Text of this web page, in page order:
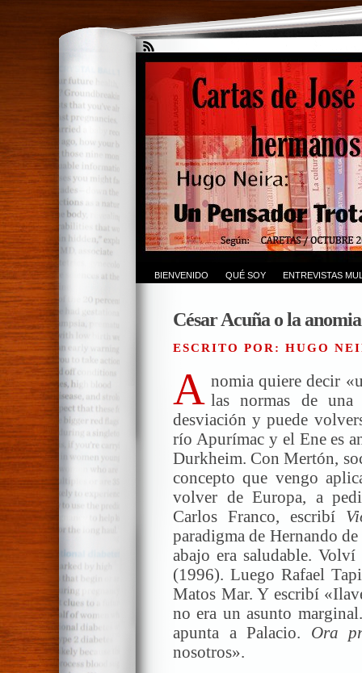
BIENVENIDO QUÉ SOY ENTREVISTAS
César Acuña o la
ESCRITO POR: HUGO
A nomia quiere decir
las normas de una
desviación y puede
río Apurímac y el Ene es
Durkheim. Con Mertón,
concepto que vengo
volver de Europa, a
Carlos Franco, escribí
paradigma de Hernando
abajo era saludable.
(1996). Luego Rafael
Matos Mar. Y escribí
no era un asunto
apunta a Palacio. Ora
nosotros».